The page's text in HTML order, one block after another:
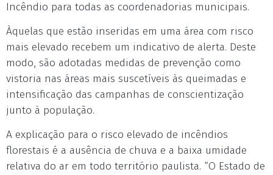
Incêndio para todas as coordenadorias municipais.
Àquelas que estão inseridas em uma área com risco
mais elevado recebem um indicativo de alerta. Deste
modo, são adotadas medidas de prevenção como
vistoria nas áreas mais suscetíveis às queimadas e
intensificação das campanhas de conscientização
junto à população.
A explicação para o risco elevado de incêndios
florestais é a ausência de chuva e a baixa umidade
relativa do ar em todo território paulista. “O Estado de